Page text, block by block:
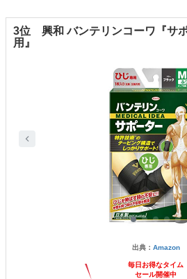
3位 興和 バンテリンコーワ『サ
用』
出典： Amazon
毎日お得なタイム
セール開催中